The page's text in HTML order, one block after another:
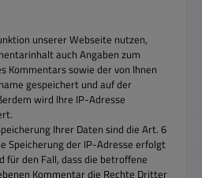
unserer Webseite nutzen,
auch Angaben zum
Kommentars sowie der von Ihnen
gespeichert und auf der
wird Ihre IP-Adresse
Ihrer Daten sind die Art. 6
Speicherung der IP-Adresse erfolgt
für den Fall, dass die betroffene
Kommentar die Rechte Dritter